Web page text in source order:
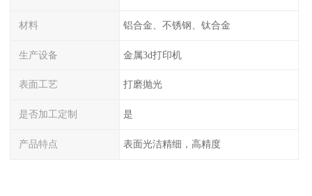
材料 铝合金、不锈钢、钛合金
生产设备 金属3d打印机
表面工艺 打磨抛光
是否加工定制 是
产品特点 表面光洁精细，高精度